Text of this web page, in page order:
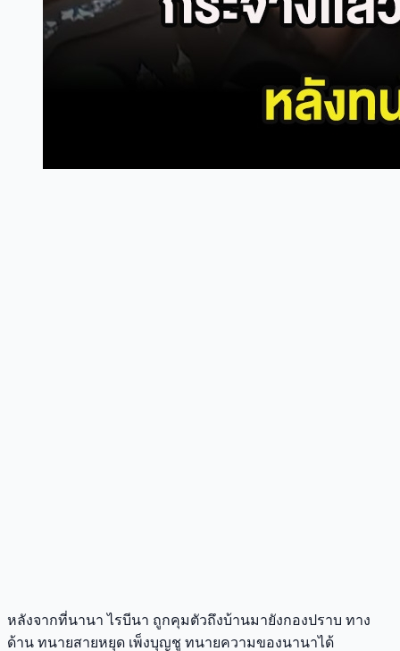
หลังจากที่นานา ไรบีนา ถูกคุมตัวถึงบ้านมายังกองปราบ ทาง
ด้าน ทนายสายหยุด เพ็งบุญชู ทนายความของนานาได้